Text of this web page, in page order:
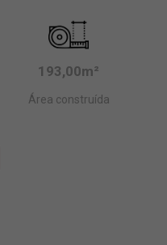
193,00m²
Área construída